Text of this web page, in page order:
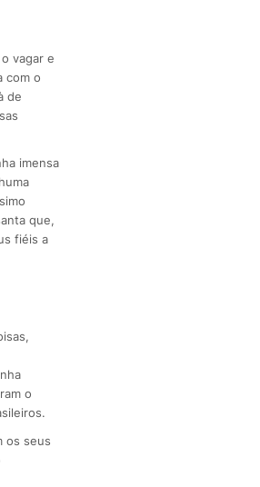
vagar e
com o
de
imensa
que,
fiéis a
o
os seus